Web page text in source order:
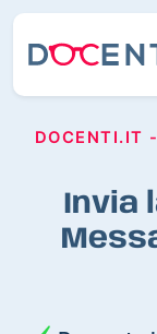
DOCENTI.IT
Invia